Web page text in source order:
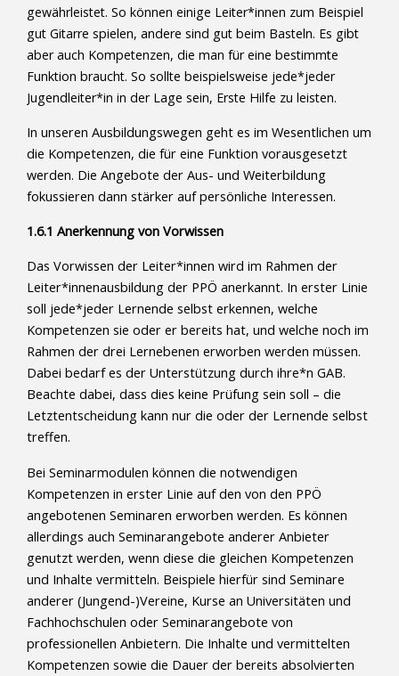
gewährleistet. So können einige Leiter*innen zum Beispiel
gut Gitarre spielen, andere sind gut beim Basteln. Es gibt
aber auch Kompetenzen, die man für eine bestimmte
Funktion braucht. So sollte beispielsweise jede*jeder
Jugendleiter*in in der Lage sein, Erste Hilfe zu leisten.
In unseren Ausbildungswegen geht es im Wesentlichen um
die Kompetenzen, die für eine Funktion vorausgesetzt
werden. Die Angebote der Aus- und Weiterbildung
fokussieren dann stärker auf persönliche Interessen.
1.6.1 Anerkennung von Vorwissen
Das Vorwissen der Leiter*innen wird im Rahmen der
Leiter*innenausbildung der PPÖ anerkannt. In erster Linie
soll jede*jeder Lernende selbst erkennen, welche
Kompetenzen sie oder er bereits hat, und welche noch im
Rahmen der drei Lernebenen erworben werden müssen.
Dabei bedarf es der Unterstützung durch ihre*n GAB.
Beachte dabei, dass dies keine Prüfung sein soll – die
Letztentscheidung kann nur die oder der Lernende selbst
treffen.
Bei Seminarmodulen können die notwendigen
Kompetenzen in erster Linie auf den von den PPÖ
angebotenen Seminaren erworben werden. Es können
allerdings auch Seminarangebote anderer Anbieter
genutzt werden, wenn diese die gleichen Kompetenzen
und Inhalte vermitteln. Beispiele hierfür sind Seminare
anderer (Jungend-)Vereine, Kurse an Universitäten und
Fachhochschulen oder Seminarangebote von
professionellen Anbietern. Die Inhalte und vermittelten
Kompetenzen sowie die Dauer der bereits absolvierten